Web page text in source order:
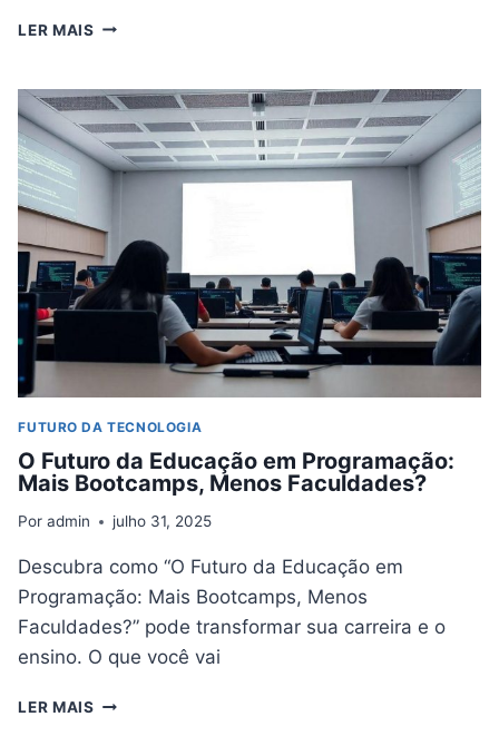
LER MAIS ROBÓTICA
COMO
VAI
MOLDAR
NOSSAS
FUTURO DA TECNOLOGIA
O Futuro da Educação em Programação:
Mais Bootcamps, Menos Faculdades?
Por admin julho 31, 2025
Descubra como “O Futuro da Educação em
Programação: Mais Bootcamps, Menos
Faculdades?” pode transformar sua carreira e o
ensino. O que você vai
LER MAIS